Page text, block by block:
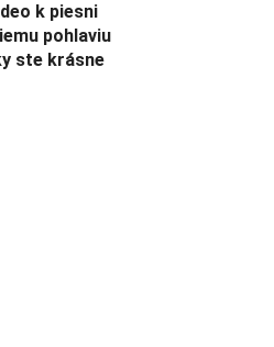
k piesni
pohlaviu
ste krásne